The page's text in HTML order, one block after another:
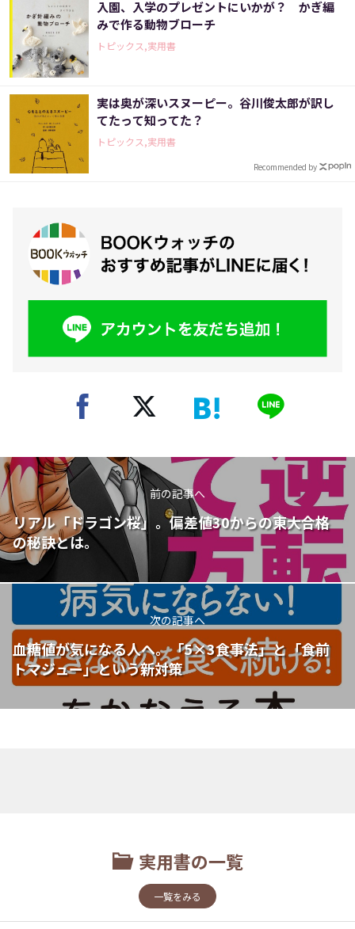
入園、入学のプレゼントにいかが？ かぎ編
みで作る動物ブローチ
トピックス,実用書
実は奥が深いスヌーピー。谷川俊太郎が訳し
てたって知ってた？
トピックス,実用書
Recommended by
前の記事へ
リアル「ドラゴン桜」。偏差値30からの東大合格
の秘訣とは。
次の記事へ
血糖値が気になる人へ。「5×3食事法」と「食前
トマジュー」という新対策
実用書の一覧
一覧をみる